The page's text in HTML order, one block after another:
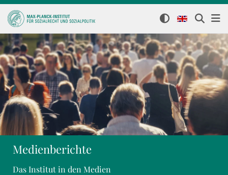
Medienberichte
Das Institut in den Medien